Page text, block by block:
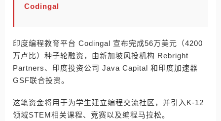
Codingal
印度编程教育平台 Codingal 宣布完成56万美元（4200
万卢比）种子轮融资，由新加坡风投机构 Rebright
Partners、印度投资公司 Java Capital 和印度加速器
GSF联合投资。
这笔资金将用于为学生建立编程交流社区，并引入K-12
领域STEM相关课程、竞赛以及编程马拉松。